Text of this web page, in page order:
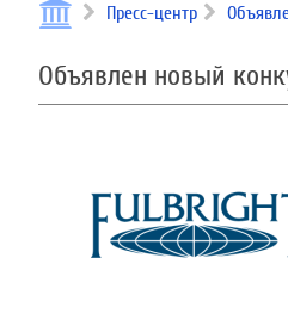
Пресс-центр
Объявлен новый